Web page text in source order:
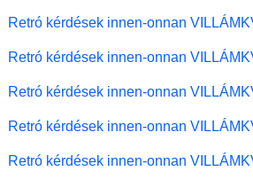
Retró kérdések innen-onnan
Retró kérdések innen-onnan
Retró kérdések innen-onnan
Retró kérdések innen-onnan
Retró kérdések innen-onnan